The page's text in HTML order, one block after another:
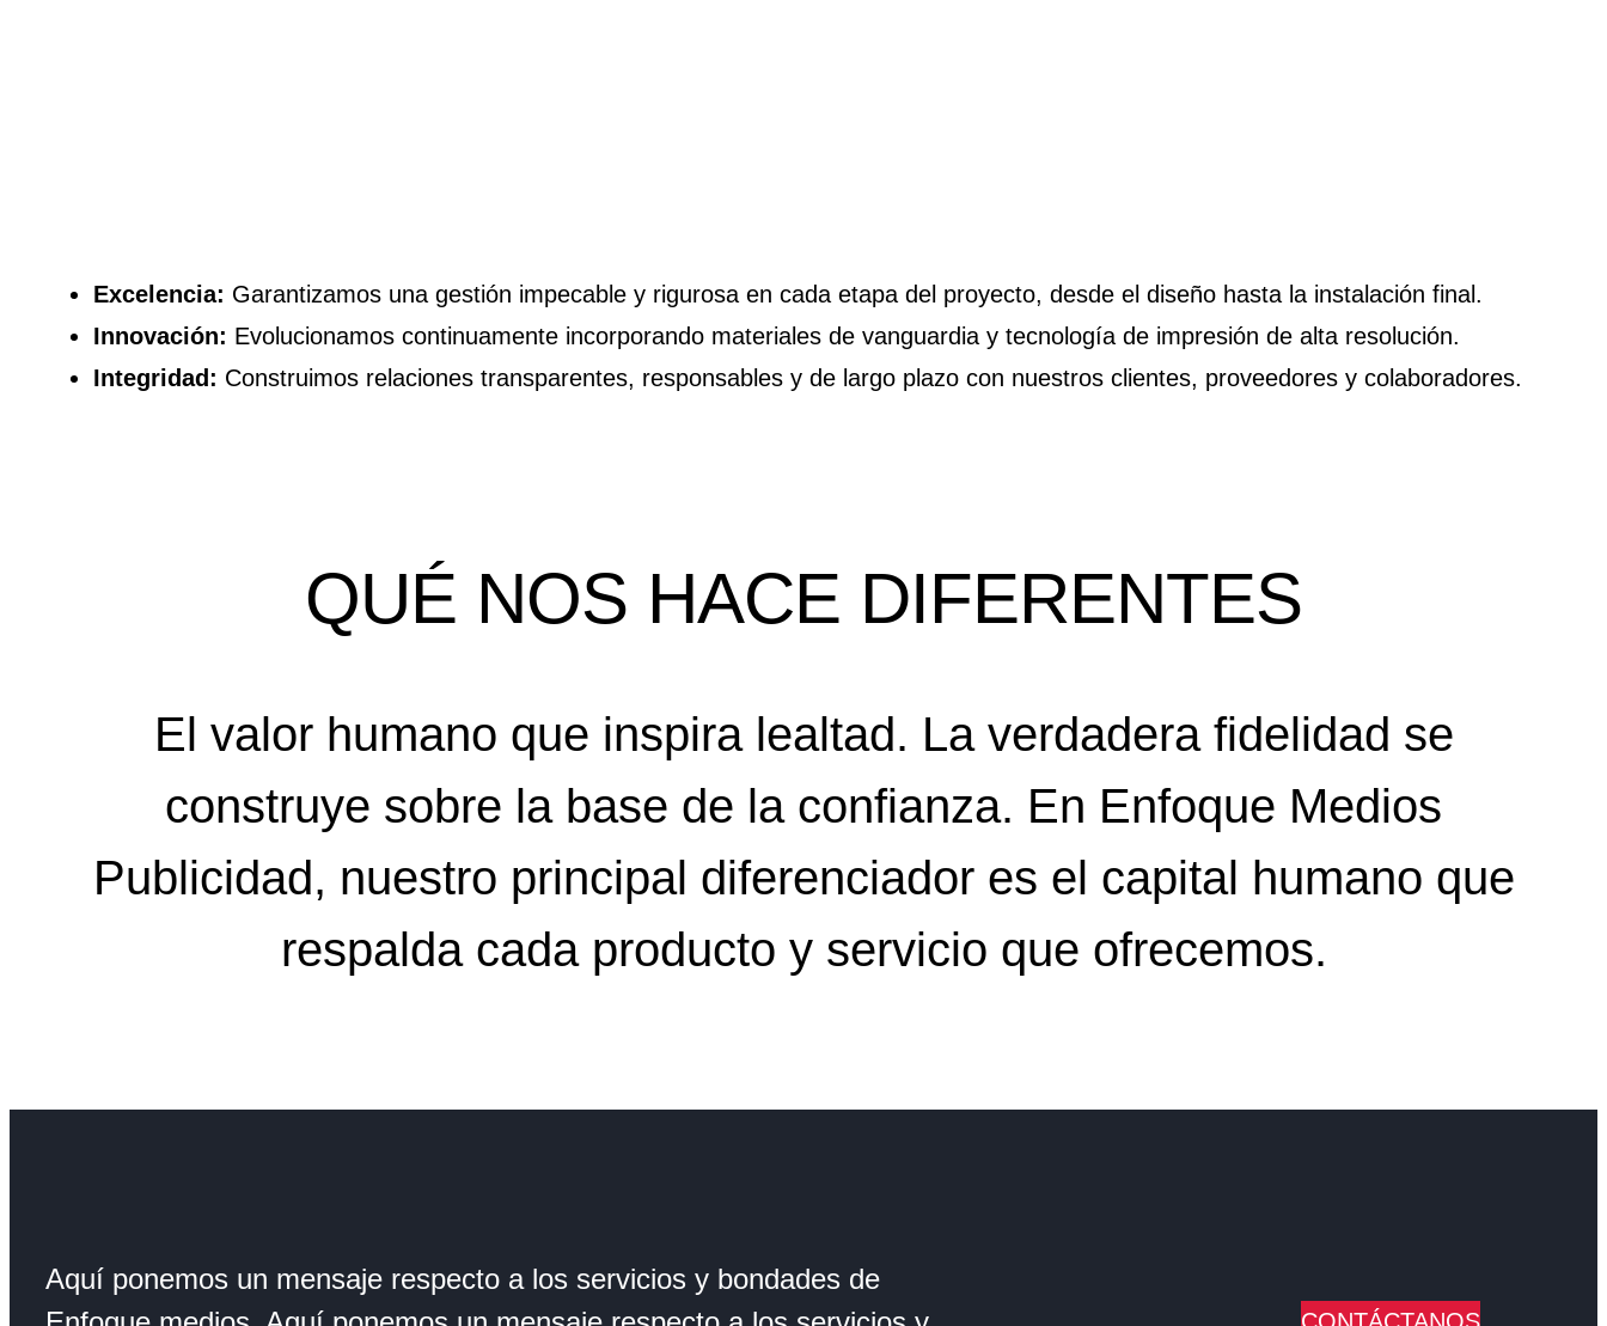
Excelencia: Garantizamos una gestión impecable y rigurosa en cada etapa del proyecto, desde el diseño hasta la instalación final.
Innovación: Evolucionamos continuamente incorporando materiales de vanguardia y tecnología de impresión de alta resolución.
Integridad: Construimos relaciones transparentes, responsables y de largo plazo con nuestros clientes, proveedores y colaboradores.
QUÉ NOS HACE DIFERENTES
El valor humano que inspira lealtad. La verdadera fidelidad se
construye sobre la base de la confianza. En Enfoque Medios
Publicidad, nuestro principal diferenciador es el capital humano que
respalda cada producto y servicio que ofrecemos.
Aquí ponemos un mensaje respecto a los servicios y bondades de